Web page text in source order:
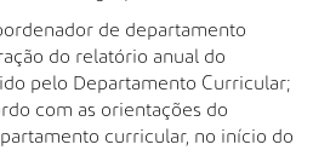
de departamento
do relatório anual do
pelo Departamento Curricular;
com as orientações do
curricular, no início do